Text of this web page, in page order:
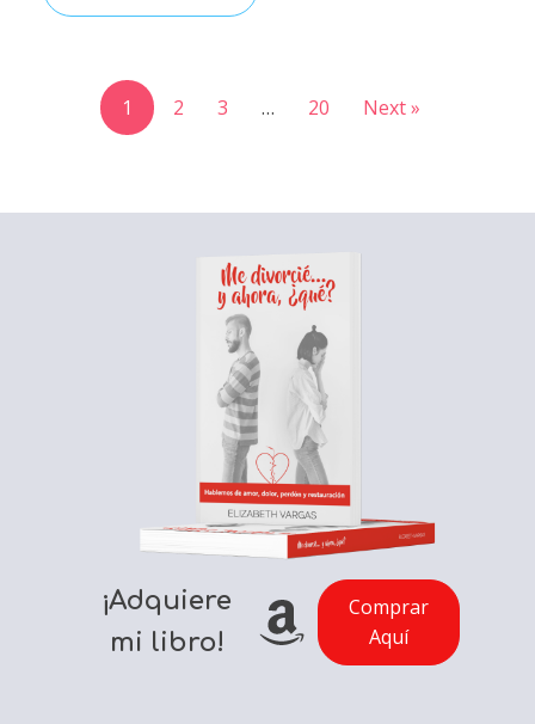
1 2 3 … 20 Next »
¡Adquiere
mi libro!
Comprar
Aquí